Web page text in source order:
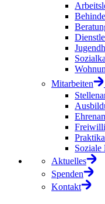
Mitarbeiten
Soziale
Aktuelles
Spenden
Kontakt